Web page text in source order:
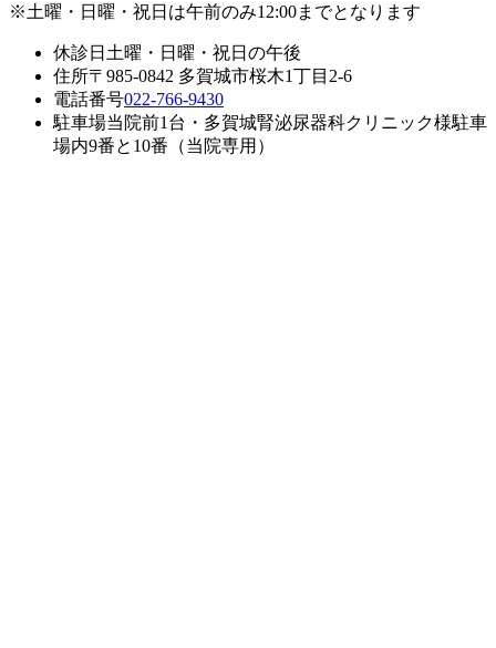
※土曜・日曜・祝日は午前のみ12:00までとなります
休診日 土曜・日曜・祝日の午後
住所〒985-0842 多賀城市桜木1丁目2-6
電話番号022-766-9430
駐車場当院前1台・多賀城腎泌尿器科クリニック様駐車
場内9番と10番（当院専用）